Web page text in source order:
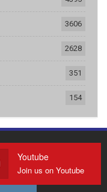
3606
2628
351
154
Youtube
Join us on Youtube